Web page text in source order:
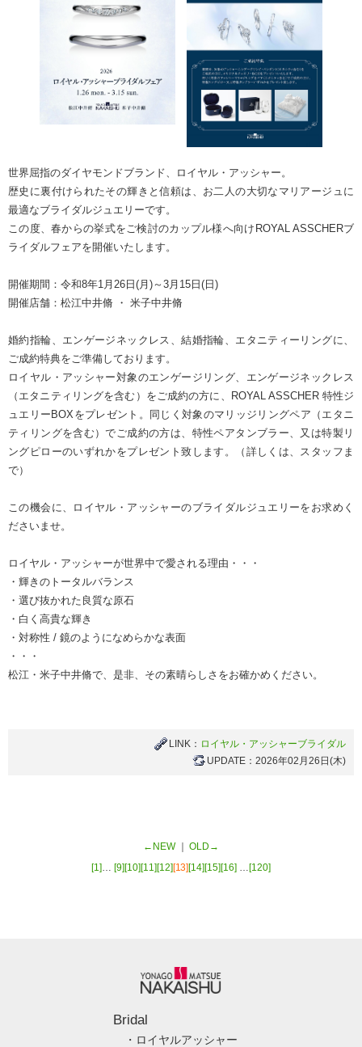
世界屈指のダイヤモンドブランド、ロイヤル・アッシャー。
歴史に裏付けられたその輝きと信頼は、お二人の大切なマリアージュに
最適なブライダルジュエリーです。
この度、春からの挙式をご検討のカップル様へ向けROYAL ASSCHERブ
ライダルフェアを開催いたします。
開催期間：令和8年1月26日(月)～3月15日(日)
開催店舗：松江中井脩 ・ 米子中井脩
婚約指輪、エンゲージネックレス、結婚指輪、エタニティーリングに、
ご成約特典をご準備しております。
ロイヤル・アッシャー対象のエンゲージリング、エンゲージネックレス
（エタニティリングを含む）をご成約の方に、ROYAL ASSCHER 特性ジ
ュエリーBOXをプレゼント。同じく対象のマリッジリングペア（エタニ
ティリングを含む）でご成約の方は、特性ペアタンブラー、又は特製リ
ングピローのいずれかをプレゼント致します。（詳しくは、スタッフま
で）
この機会に、ロイヤル・アッシャーのブライダルジュエリーをお求めく
ださいませ。
ロイヤル・アッシャーが世界中で愛される理由・・・
・輝きのトータルバランス
・選び抜かれた良質な原石
・白く高貴な輝き
・対称性 / 鏡のようになめらかな表面
・・・
松江・米子中井脩で、是非、その素晴らしさをお確かめください。
LINK： ロイヤル・アッシャーブライダル
UPDATE：2026年02月26日(木)
←NEW｜OLD→
[1]… [9][10][11][12][13][14][15][16] …[120]
Bridal
・ロイヤルアッシャー